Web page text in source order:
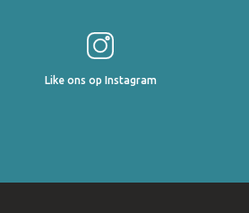
Like ons op Instagram